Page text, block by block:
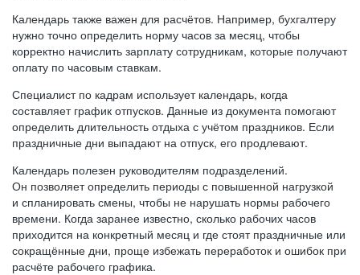
Календарь также важен для расчётов. Например, бухгалтеру
нужно точно определить норму часов за месяц, чтобы
корректно начислить зарплату сотрудникам, которые получают
оплату по часовым ставкам.
Специалист по кадрам использует календарь, когда
составляет график отпусков. Данные из документа помогают
определить длительность отдыха с учётом праздников. Если
праздничные дни выпадают на отпуск, его продлевают.
Календарь полезен руководителям подразделений.
Он позволяет определить периоды с повышенной нагрузкой
и спланировать смены, чтобы не нарушать нормы рабочего
времени. Когда заранее известно, сколько рабочих часов
приходится на конкретный месяц и где стоят праздничные или
сокращённые дни, проще избежать переработок и ошибок при
расчёте рабочего графика.